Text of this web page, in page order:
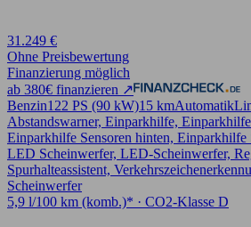
31.249 €
Ohne Preisbewertung
Finanzierung möglich
ab 380€ finanzieren ↗
Benzin122 PS (90 kW)15 kmAutomatik
Abstandswarner, Einparkhilfe,
Einparkhilfe Sensoren hinten,
LED Scheinwerfer, LED-Scheinwerfer,
Spurhalteassistent,
Scheinwerfer
5,9 l/100 km (komb.)* · CO2-Klasse D